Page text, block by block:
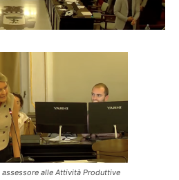
alle Attività Produttive